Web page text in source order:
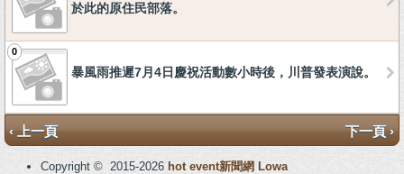
於此的原住民部落。
0
暴風雨推遲7月4日慶祝活動數小時後，川普發表演說。
下一頁 ›
‹ 上一頁
Copyright © 2015-2026 hot event新聞網 Lowa